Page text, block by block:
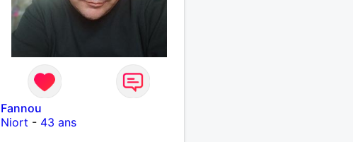
Fannou
Niort - 43 ans